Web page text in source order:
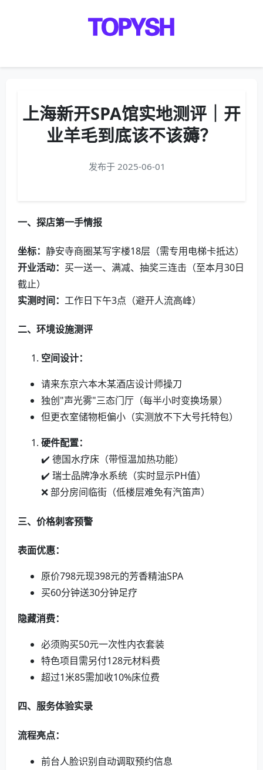
上海新开SPA馆实地测评｜开
业羊毛到底该不该薅？
发布于 2025-06-01
一、探店第一手情报
坐标： 静安寺商圈某写字楼18层（需专用电梯卡抵达）
开业活动： 买一送一、满减、抽奖三连击（至本月30日
截止）
实测时间： 工作日下午3点（避开人流高峰）
二、环境设施测评
空间设计：
请来东京六本木某酒店设计师操刀
独创"声光雾"三态门厅（每半小时变换场景）
但更衣室储物柜偏小（实测放不下大号托特包）
硬件配置：
✔️ 德国水疗床（带恒温加热功能）
✔️ 瑞士品牌净水系统（实时显示PH值）
❌ 部分房间临街（低楼层难免有汽笛声）
三、价格刺客预警
表面优惠：
原价798元现398元的芳香精油SPA
买60分钟送30分钟足疗
隐藏消费：
必须购买50元一次性内衣套装
特色项目需另付128元材料费
超过1米85需加收10%床位费
四、服务体验实录
流程亮点：
前台人脸识别自动调取预约信息